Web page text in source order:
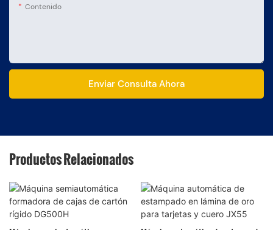
Contenido
Enviar Consulta Ahora
Productos Relacionados